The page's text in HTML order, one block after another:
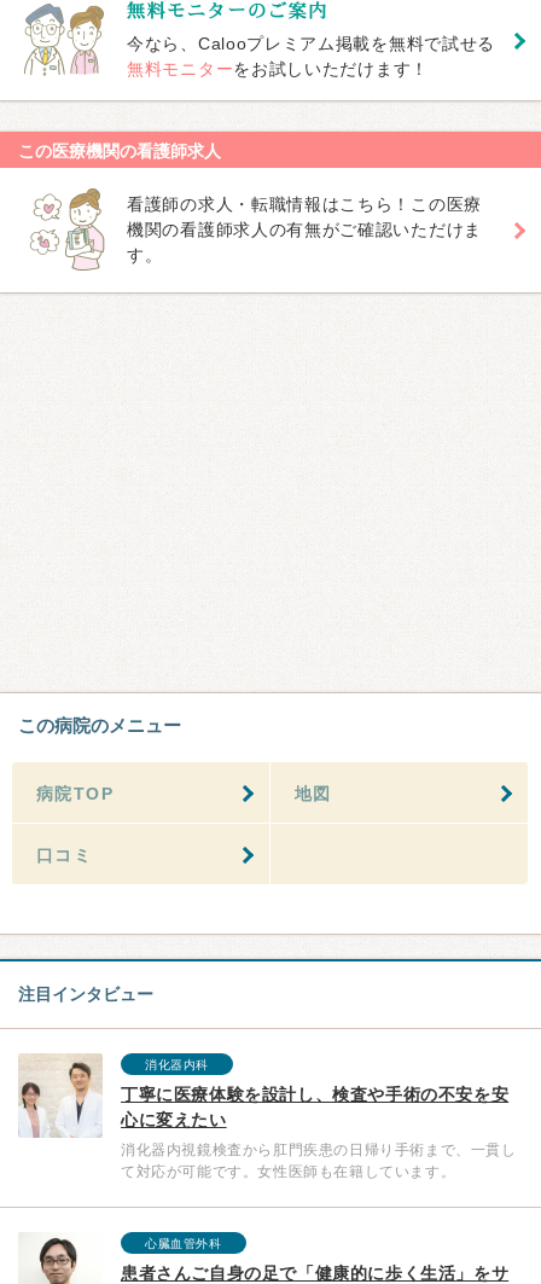
今なら、Calooプレミアム掲載を無料で試せる
無料モニターをお試しいただけます！
この医療機関の看護師求人
看護師の求人・転職情報はこちら！この医療
機関の看護師求人の有無がご確認いただけま
す。
この病院のメニュー
病院TOP 地図
口コミ
注目インタビュー
消化器内科
丁寧に医療体験を設計し、検査や手術の不安を安
心に変えたい
消化器内視鏡検査から肛門疾患の日帰り手術まで、一貫し
て対応が可能です。女性医師も在籍しています。
心臓血管外科
患者さんご自身の足で「健康的に歩く生活」をサ